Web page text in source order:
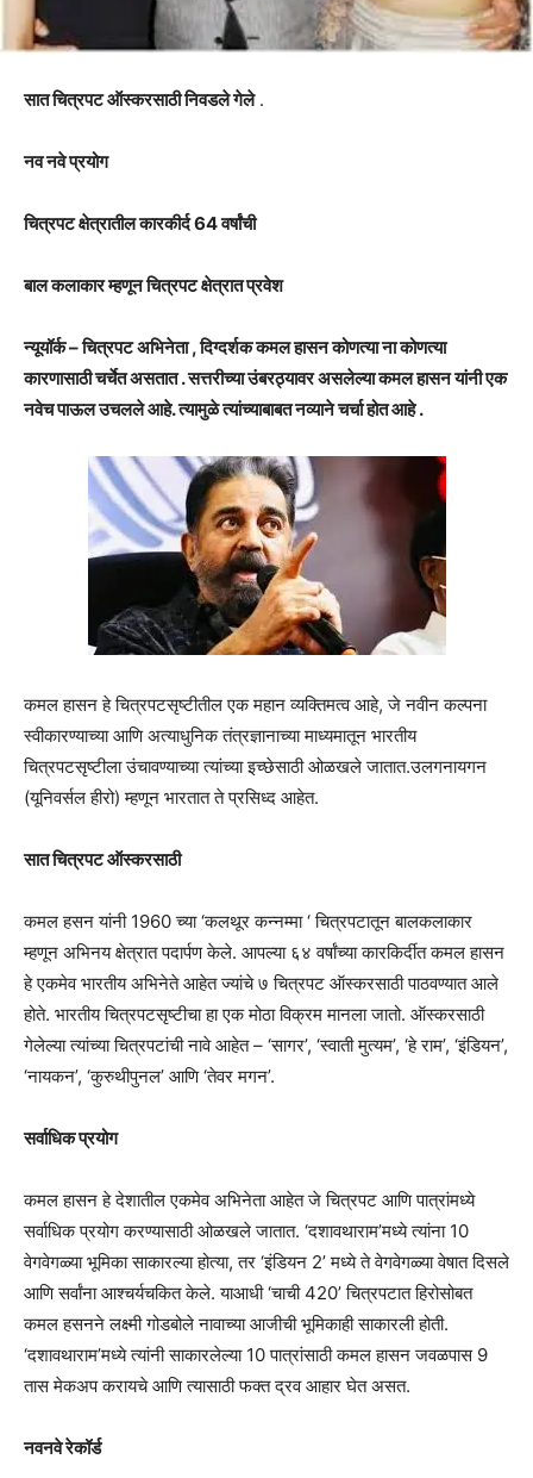
सात चित्रपट ऑस्करसाठी निवडले गेले.
नव नवे प्रयोग
चित्रपट क्षेत्रातील कारकीर्द 64 वर्षांची
बाल कलाकार म्हणून चित्रपट क्षेत्रात प्रवेश
न्यूयॉर्क – चित्रपट अभिनेता , दिग्दर्शक कमल हासन कोणत्या ना कोणत्या
कारणासाठी चर्चेत असतात . सत्तरीच्या उंबरठ्यावर असलेल्या कमल हासन यांनी एक
नवेच पाऊल उचलले आहे. त्यामुळे त्यांच्याबाबत नव्याने चर्चा होत आहे .
कमल हासन हे चित्रपटसृष्टीतील एक महान व्यक्तिमत्व आहे, जे नवीन कल्पना
स्वीकारण्याच्या आणि अत्याधुनिक तंत्रज्ञानाच्या माध्यमातून भारतीय
चित्रपटसृष्टीला उंचावण्याच्या त्यांच्या इच्छेसाठी ओळखले जातात.उलगनायगन
(यूनिवर्सल हीरो) म्हणून भारतात ते प्रसिध्द आहेत.
सात चित्रपट ऑस्करसाठी
कमल हसन यांनी 1960 च्या ‘कलथूर कन्नम्मा ‘ चित्रपटातून बालकलाकार
म्हणून अभिनय क्षेत्रात पदार्पण केले. आपल्या ६४ वर्षांच्या कारकिर्दीत कमल हासन
हे एकमेव भारतीय अभिनेते आहेत ज्यांचे ७ चित्रपट ऑस्करसाठी पाठवण्यात आले
होते. भारतीय चित्रपटसृष्टीचा हा एक मोठा विक्रम मानला जातो. ऑस्करसाठी
गेलेल्या त्यांच्या चित्रपटांची नावे आहेत – ‘सागर’, ‘स्वाती मुत्यम’, ‘हे राम’, ‘इंडियन’,
‘नायकन’, ‘कुरुथीपुनल’ आणि ‘तेवर मगन’.
सर्वाधिक प्रयोग
कमल हासन हे देशातील एकमेव अभिनेता आहेत जे चित्रपट आणि पात्रांमध्ये
सर्वाधिक प्रयोग करण्यासाठी ओळखले जातात. ‘दशावथाराम’मध्ये त्यांना 10
वेगवेगळ्या भूमिका साकारल्या होत्या, तर ‘इंडियन 2’ मध्ये ते वेगवेगळ्या वेषात दिसले
आणि सर्वांना आश्चर्यचकित केले. याआधी ‘चाची 420’ चित्रपटात हिरोसोबत
कमल हसनने लक्ष्मी गोडबोले नावाच्या आजीची भूमिकाही साकारली होती.
‘दशावथाराम’मध्ये त्यांनी साकारलेल्या 10 पात्रांसाठी कमल हासन जवळपास 9
तास मेकअप करायचे आणि त्यासाठी फक्त द्रव आहार घेत असत.
नवनवे रेकॉर्ड